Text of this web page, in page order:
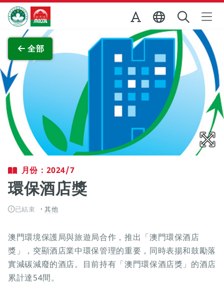
跳至主内容
澳門特別行政區政府旅遊局
全部
查看原圖
月份：2024/7
環保酒店獎
已結束 其他
澳門環境保護局與旅遊局合作，推出「澳門環保酒店
獎」，突顯酒店業中環保管理的重要，同時表揚和鼓勵落
實減碳減廢的酒店。目前持有「澳門環保酒店獎」的酒店
累計達54間。